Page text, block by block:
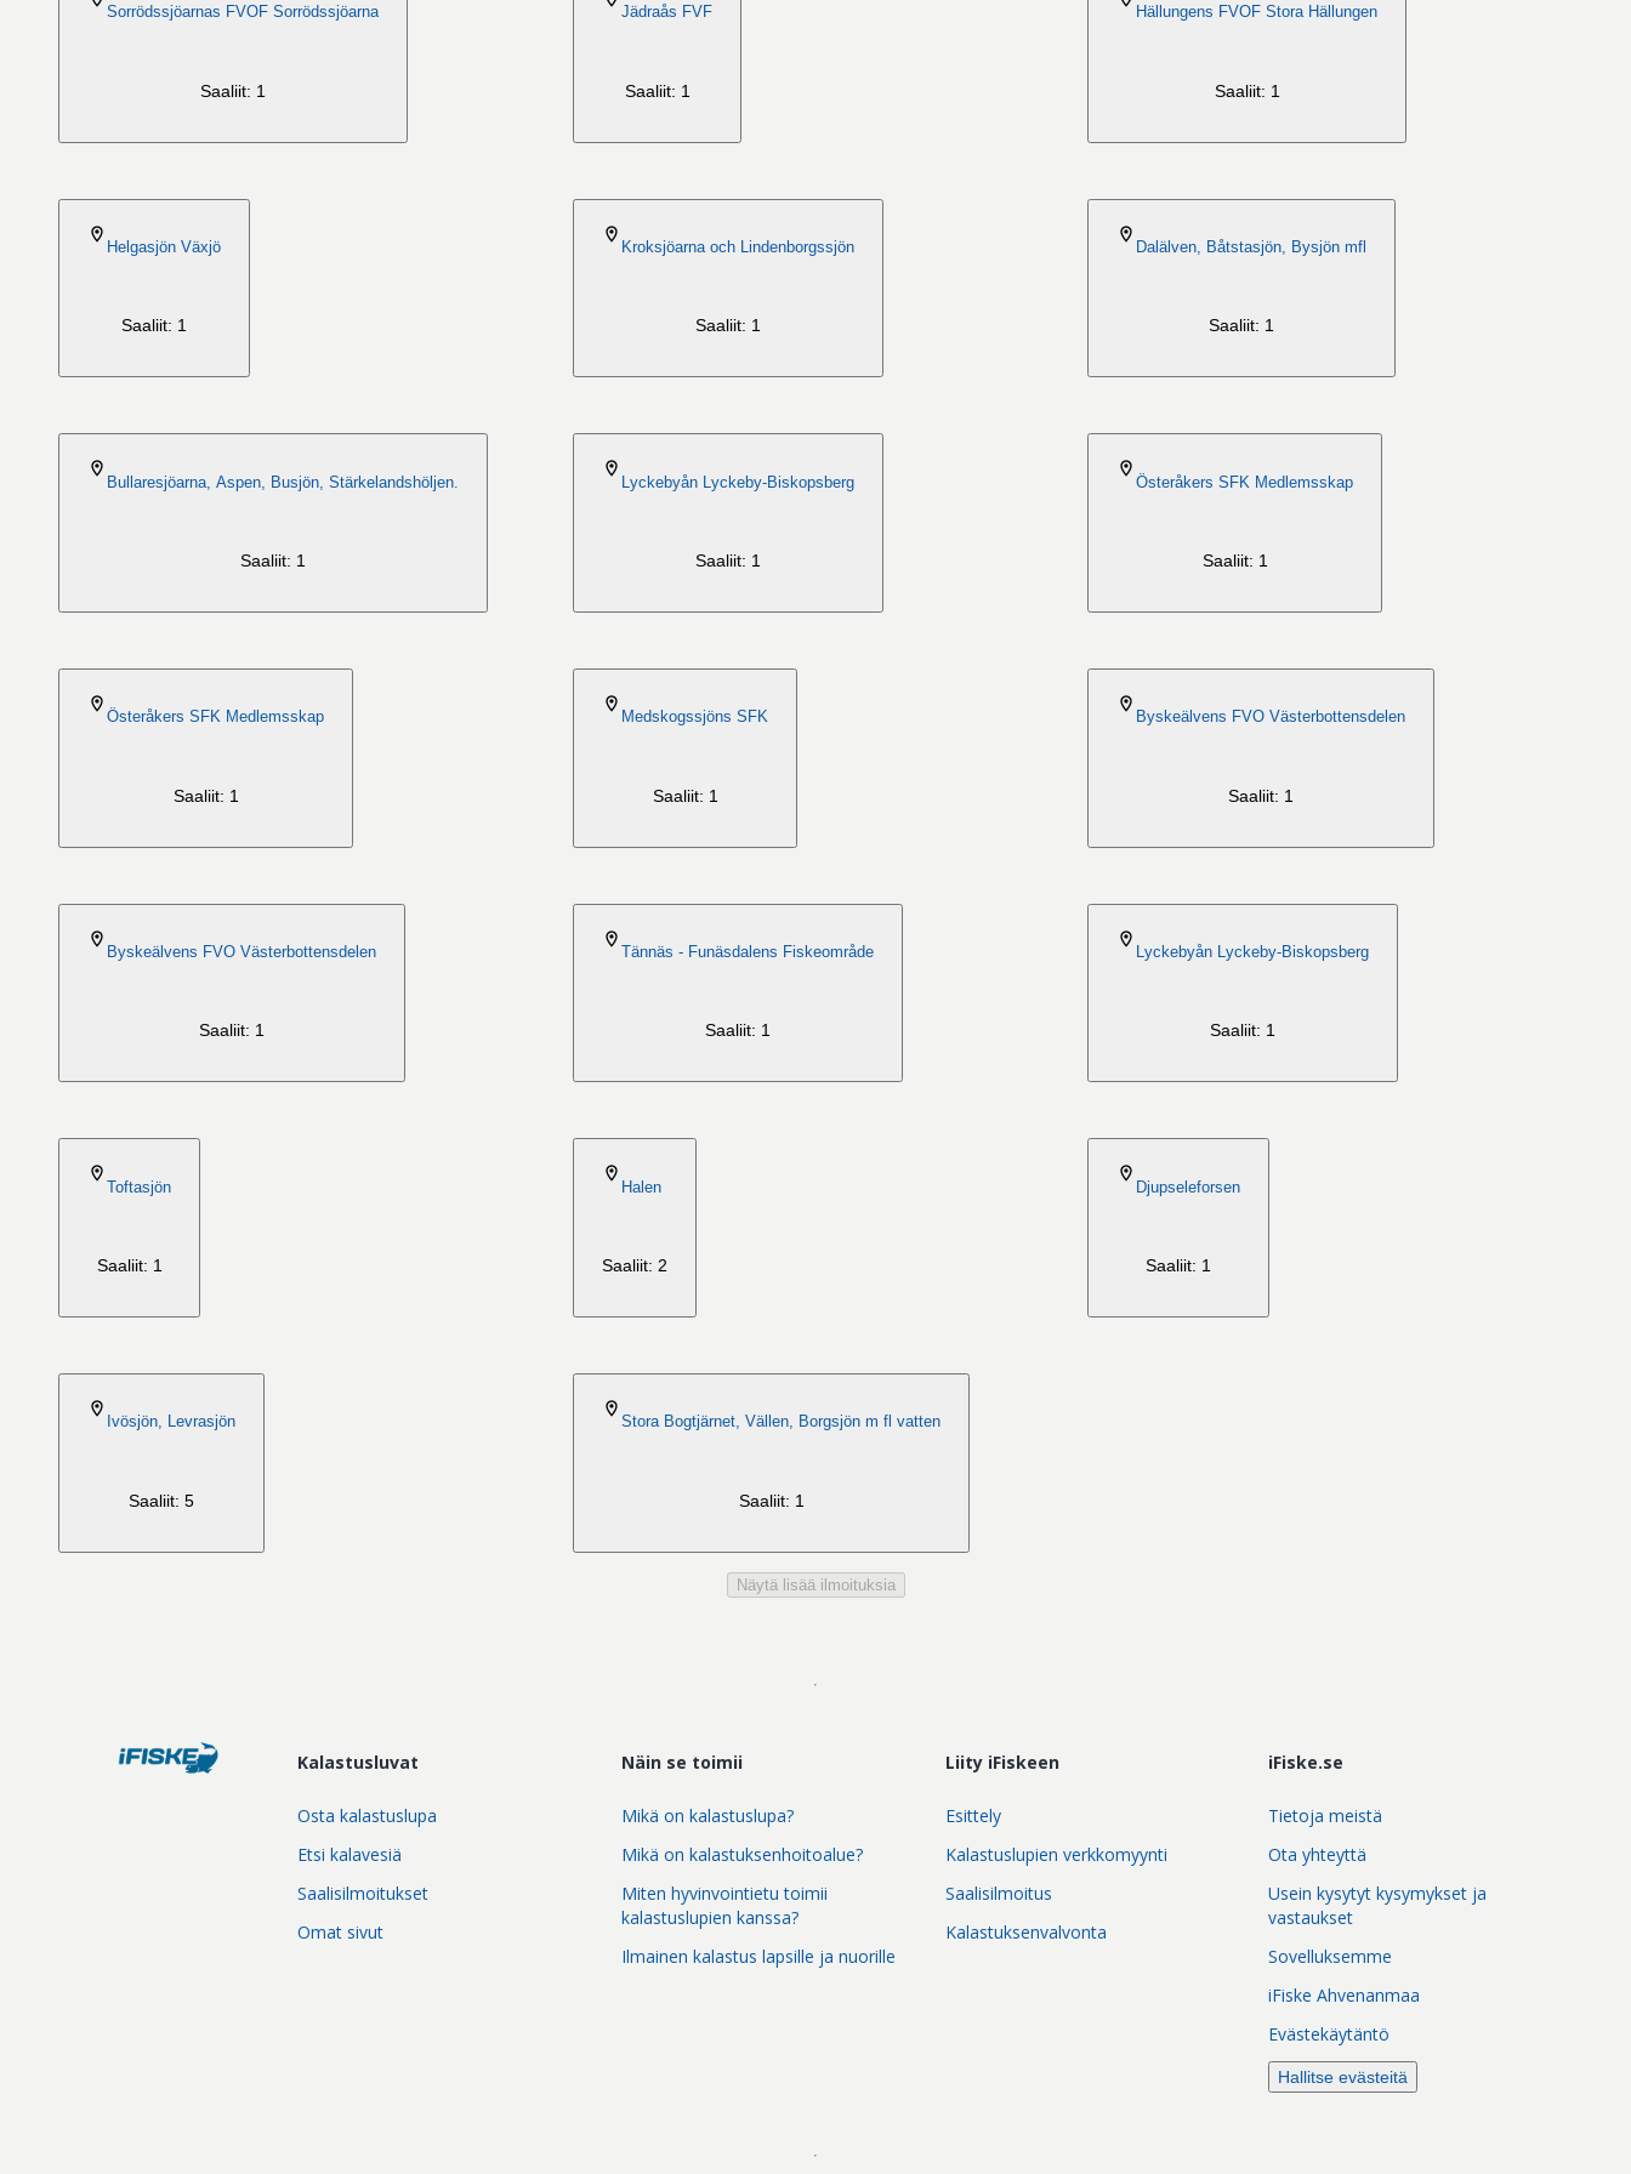
Sorrödssjöarnas FVOF Sorrödssjöarna
Saaliit: 1
Jädraås FVF
Saaliit: 1
Hällungens FVOF Stora Hällungen
Saaliit: 1
Helgasjön Växjö
Saaliit: 1
Kroksjöarna och Lindenborgssjön
Saaliit: 1
Dalälven, Båtstasjön, Bysjön mfl
Saaliit: 1
Bullaresjöarna, Aspen, Busjön, Stärkelandshöljen.
Saaliit: 1
Lyckebyån Lyckeby-Biskopsberg
Saaliit: 1
Österåkers SFK Medlemsskap
Saaliit: 1
Österåkers SFK Medlemsskap
Saaliit: 1
Medskogssjöns SFK
Saaliit: 1
Byskeälvens FVO Västerbottensdelen
Saaliit: 1
Byskeälvens FVO Västerbottensdelen
Saaliit: 1
Tännäs - Funäsdalens Fiskeområde
Saaliit: 1
Lyckebyån Lyckeby-Biskopsberg
Saaliit: 1
Toftasjön
Saaliit: 1
Halen
Saaliit: 2
Djupseleforsen
Saaliit: 1
Ivösjön, Levrasjön
Saaliit: 5
Stora Bogtjärnet, Vällen, Borgsjön m fl vatten
Saaliit: 1
Näytä lisää ilmoituksia
Kalastusluvat
Osta kalastuslupa
Etsi kalavesiä
Saalisilmoitukset
Omat sivut
Näin se toimii
Mikä on kalastuslupa?
Mikä on kalastuksenhoitoalue?
Miten hyvinvointietu toimii
kalastuslupien kanssa?
Ilmainen kalastus lapsille ja nuorille
Liity iFiskeen
Esittely
Kalastuslupien verkkomyynti
Saalisilmoitus
Kalastuksenvalvonta
iFiske.se
Tietoja meistä
Ota yhteyttä
Usein kysytyt kysymykset ja
vastaukset
Sovelluksemme
iFiske Ahvenanmaa
Evästekäytäntö
Hallitse evästeitä